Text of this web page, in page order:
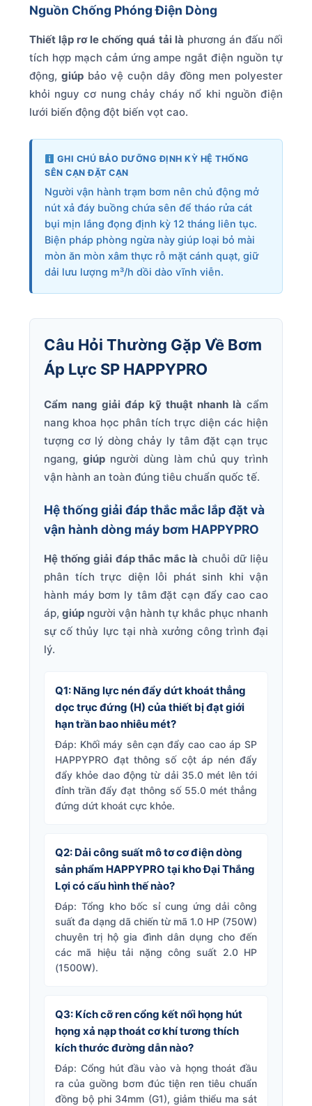
Nguồn Chống Phóng Điện Dòng
Thiết lập rơ le chống quá tải là phương án đấu nối
tích hợp mạch cảm ứng ampe ngắt điện nguồn tự
động, giúp bảo vệ cuộn dây đồng men polyester
khỏi nguy cơ nung chảy cháy nổ khi nguồn điện
lưới biến động đột biến vọt cao.
GHI CHÚ BẢO DƯỠNG ĐỊNH KỲ HỆ THỐNG
SÊN CẠN ĐẶT CẠN
Người vận hành trạm bơm nên chủ động mở
nút xả đáy buồng chứa sên để tháo rửa cát
bụi mịn lắng đọng định kỳ 12 tháng liên tục.
Biện pháp phòng ngừa này giúp loại bỏ mài
mòn ăn mòn xâm thực rỗ mặt cánh quạt, giữ
dải lưu lượng m³/h dồi dào vĩnh viễn.
Câu Hỏi Thường Gặp Về Bơm
Áp Lực SP HAPPYPRO
Cẩm nang giải đáp kỹ thuật nhanh là cẩm
nang khoa học phân tích trực diện các hiện
tượng cơ lý dòng chảy ly tâm đặt cạn trục
ngang,giúp người dùng làm chủ quy trình
vận hành an toàn đúng tiêu chuẩn quốc tế.
Hệ thống giải đáp thắc mắc lắp đặt và
vận hành dòng máy bơm HAPPYPRO
Hệ thống giải đáp thắc mắc là chuỗi dữ liệu
phân tích trực diện lỗi phát sinh khi vận
hành máy bơm ly tâm đặt cạn đẩy cao cao
áp, giúp người vận hành tự khắc phục nhanh
sự cố thủy lực tại nhà xưởng công trình đại
lý.
Q1: Năng lực nén đẩy dứt khoát thẳng
dọc trục đứng (H) của thiết bị đạt giới
hạn trần bao nhiêu mét?
Đáp: Khối máy sên cạn đẩy cao cao áp SP
HAPPYPRO đạt thông số cột áp nén đẩy
đẩy khỏe dao động từ dải 35.0 mét lên tới
đỉnh trần đẩy đạt thông số 55.0 mét thẳng
đứng dứt khoát cực khỏe.
Q2: Dải công suất mô tơ cơ điện dòng
sản phẩm HAPPYPRO tại kho Đại Thắng
Lợi có cấu hình thế nào?
Đáp: Tổng kho bốc sỉ cung ứng dải công
suất đa dạng dã chiến từ mã 1.0 HP (750W)
chuyên trị hộ gia đình dân dụng cho đến
các mã hiệu tải nặng công suất 2.0 HP
(1500W).
Q3: Kích cỡ ren cổng kết nối họng hút
họng xả nạp thoát cơ khí tương thích
kích thước đường dẫn nào?
Đáp: Cổng hút đầu vào và họng thoát đầu
ra của guồng bơm đúc tiện ren tiêu chuẩn
đồng bộ phi 34mm (G1), giảm thiểu ma sát